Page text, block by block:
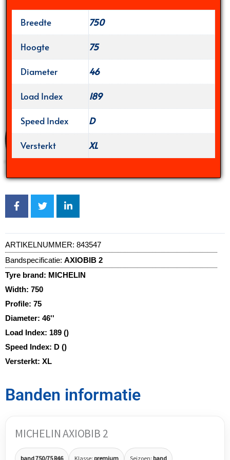
Breedte
750
Hoogte
75
Diameter
46
Load Index
189
Speed Index
D
Versterkt
XL
ARTIKELNUMMER: 843547
Bandspecificatie: AXIOBIB 2
Tyre brand: MICHELIN
Width: 750
Profile: 75
Diameter: 46''
Load Index: 189 ()
Speed Index: D ()
Versterkt: XL
Banden informatie
MICHELIN AXIOBIB 2
band 750/75 R46 Klasse: premium Seizoen: band